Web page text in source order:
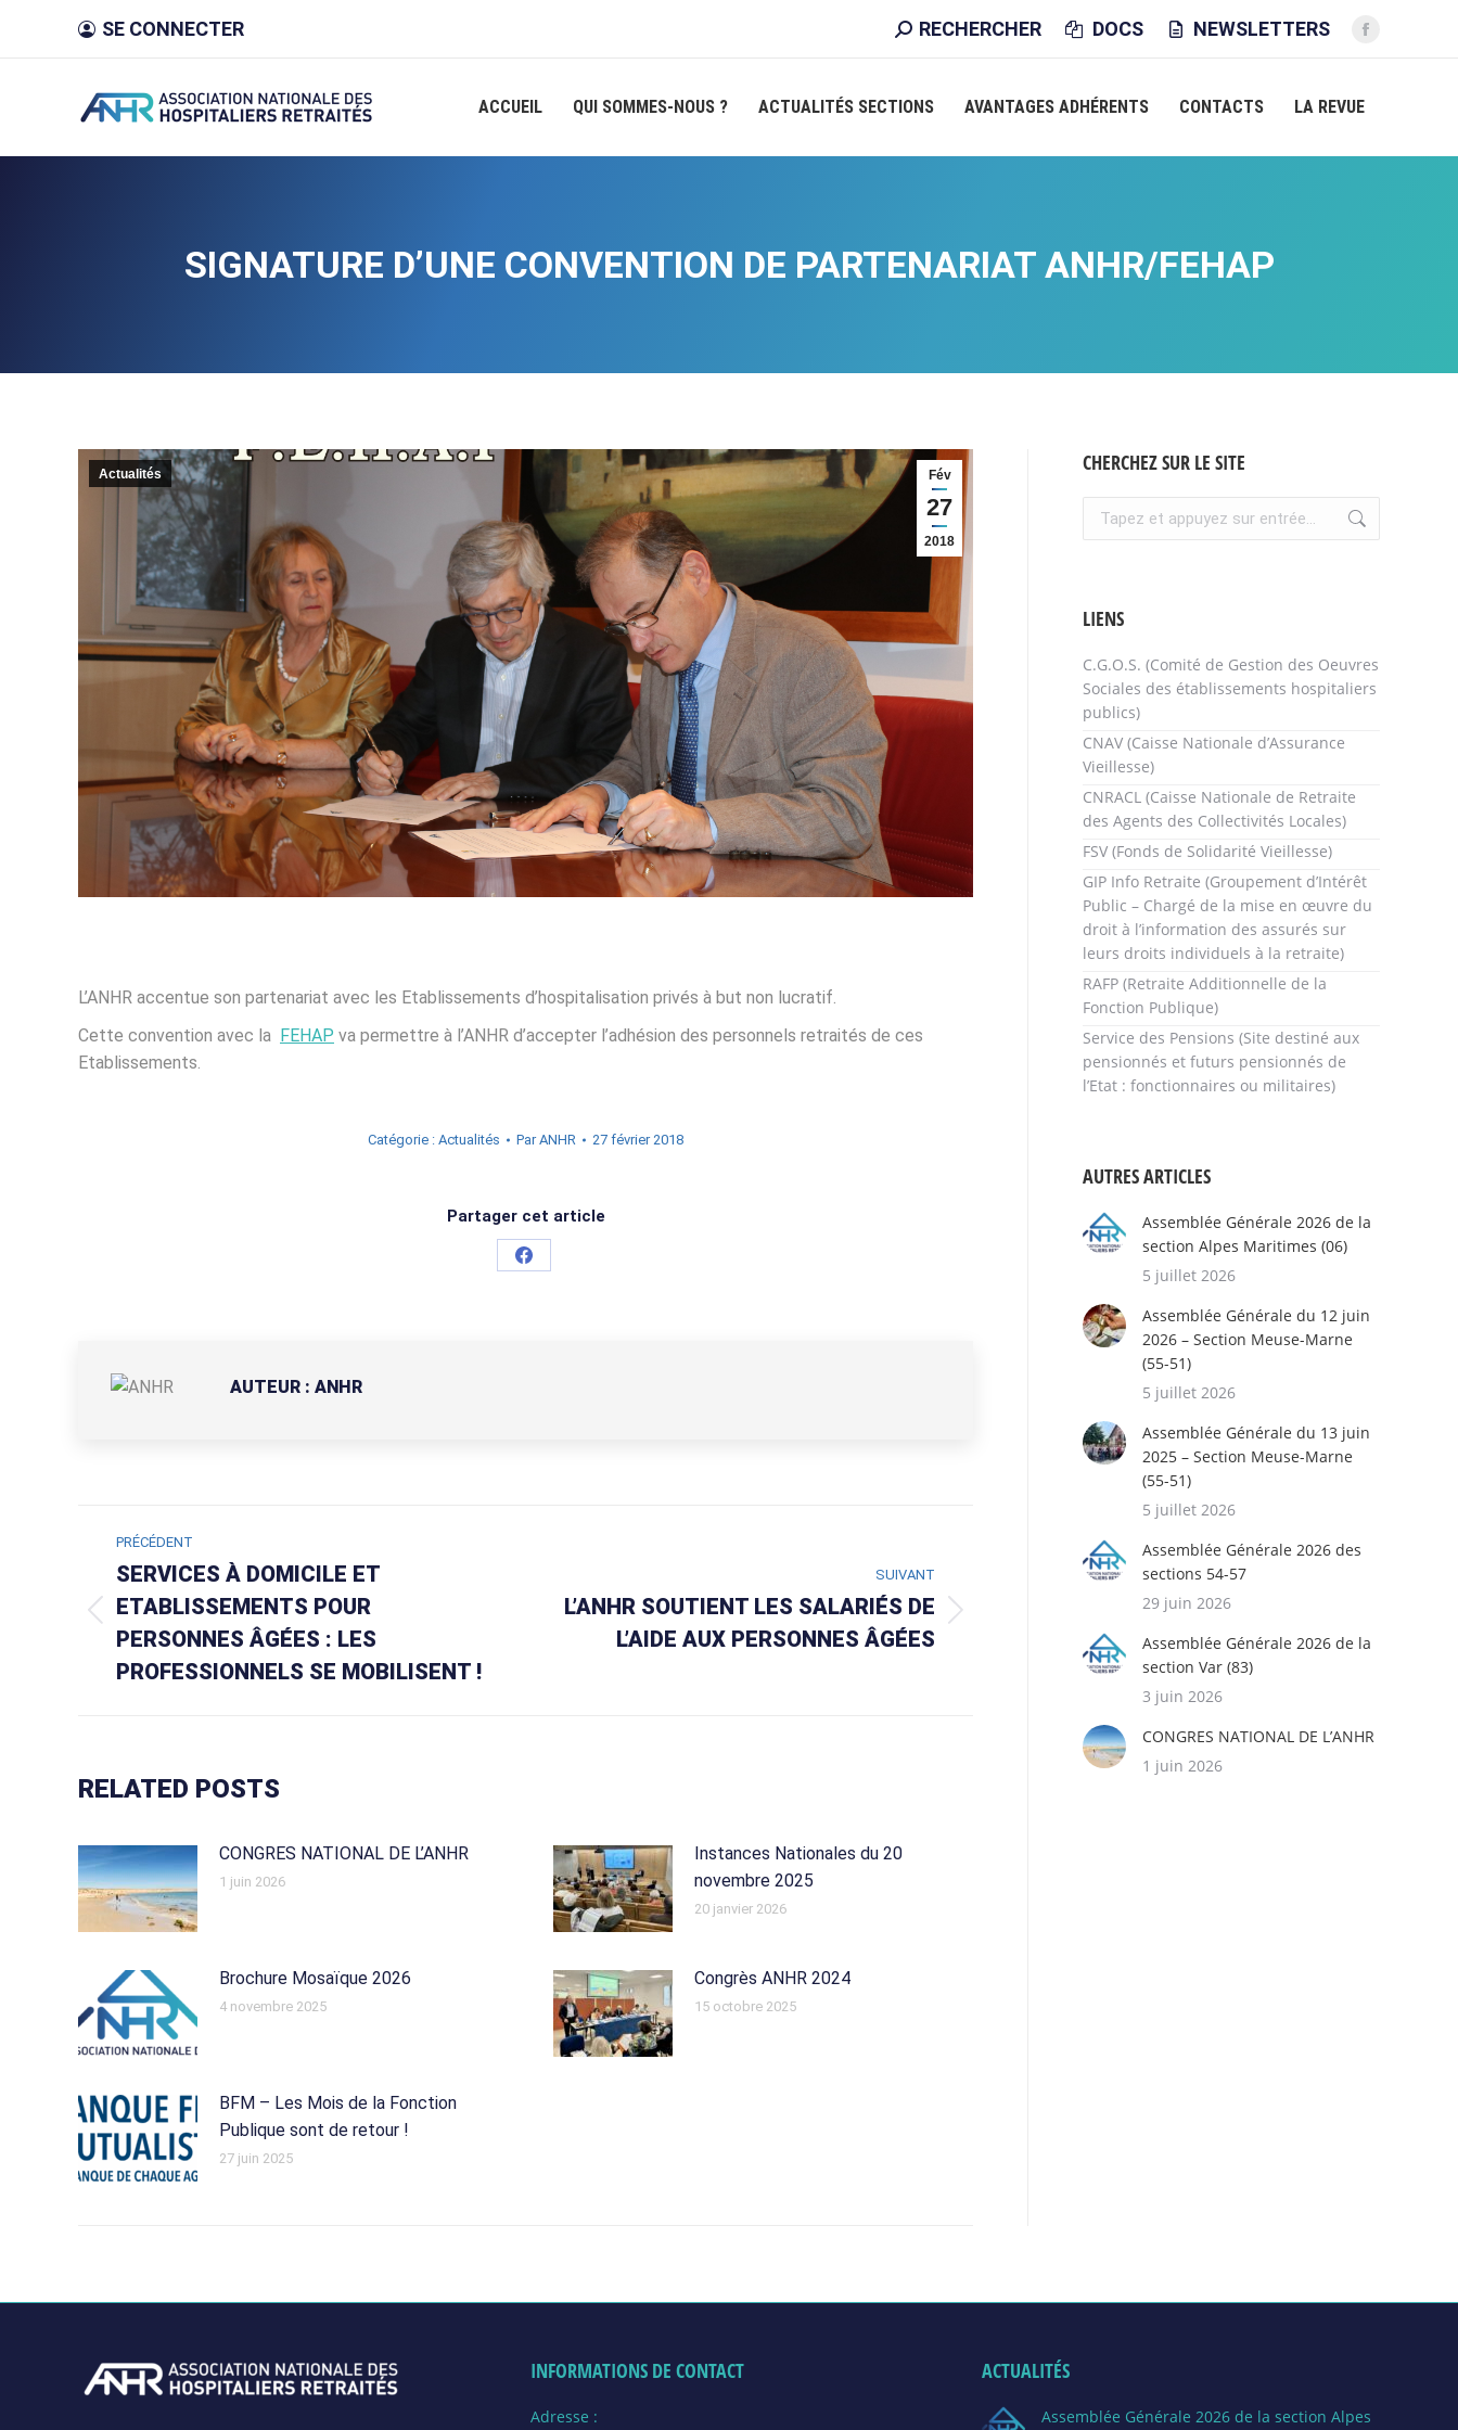
SE CONNECTER
RECHERCHE
RECHERCHER DOCS NEWSLETTERS
La
Facebook
dans
ACCUEIL QUI SOMMES-NOUS ? ACTUALITÉS SECTIONS AVANTAGES ADHÉRENTS CONTACTS LA REVUE
SIGNATURE D’UNE CONVENTION DE PARTENARIAT ANHR/FEHAP
Fév
27
2018
Actualités
L’ANHR accentue son partenariat avec les Etablissements d’hospitalisation privés à but non lucratif.
Cette convention avec la FEHAP va permettre à l’ANHR d’accepter l’adhésion des personnels retraités de ces
Etablissements.
Catégorie : Actualités ParANHR 27 février 2018
Partager cet article
Partager
AUTEUR : ANHR
NAVIGATION
ARTICLE
PRÉCÉDENT
précédent
:
SERVICES À DOMICILE ET
ETABLISSEMENTS POUR
PERSONNES ÂGÉES : LES
PROFESSIONNELS SE MOBILISENT !
SUIVANT
L’ANHR SOUTIENT LES SALARIÉS DE
L’AIDE AUX PERSONNES ÂGÉES
RELATED POSTS
CONGRES NATIONAL DE L’ANHR
1 juin 2026
Instances Nationales du 20
novembre 2025
20 janvier 2026
Brochure Mosaïque 2026
4 novembre 2025
Congrès ANHR 2024
15 octobre 2025
BFM – Les Mois de la Fonction
Publique sont de retour !
27 juin 2025
CHERCHEZ SUR LE SITE
Recherche
LIENS
C.G.O.S. (Comité de Gestion des Oeuvres
Sociales des établissements hospitaliers
publics)
CNAV (Caisse Nationale d’Assurance
Vieillesse)
CNRACL (Caisse Nationale de Retraite
des Agents des Collectivités Locales)
FSV (Fonds de Solidarité Vieillesse)
GIP Info Retraite (Groupement d’Intérêt
Public – Chargé de la mise en œuvre du
droit à l’information des assurés sur
leurs droits individuels à la retraite)
RAFP (Retraite Additionnelle de la
Fonction Publique)
Service des Pensions (Site destiné aux
pensionnés et futurs pensionnés de
l’Etat : fonctionnaires ou militaires)
AUTRES ARTICLES
Assemblée Générale 2026 de la
section Alpes Maritimes (06)
5 juillet 2026
Assemblée Générale du 12 juin
2026 – Section Meuse-Marne
(55-51)
5 juillet 2026
Assemblée Générale du 13 juin
2025 – Section Meuse-Marne
(55-51)
5 juillet 2026
Assemblée Générale 2026 des
sections 54-57
29 juin 2026
Assemblée Générale 2026 de la
section Var (83)
3 juin 2026
CONGRES NATIONAL DE L’ANHR
1 juin 2026
INFORMATIONS DE CONTACT
Adresse :
ACTUALITÉS
Assemblée Générale 2026 de la section Alpes